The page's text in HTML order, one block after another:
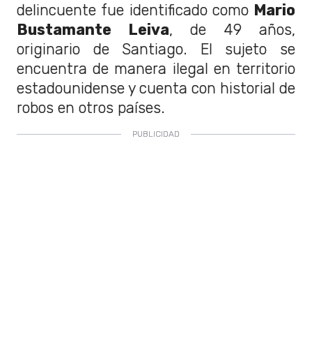
delincuente fue identificado como Mario
Bustamante Leiva, de 49 años,
originario de Santiago. El sujeto se
encuentra de manera ilegal en territorio
estadounidense y cuenta con historial de
robos en otros países.